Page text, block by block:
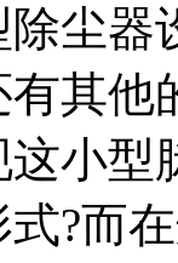
尘器
其他
小型
?而